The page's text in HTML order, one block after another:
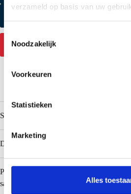
verzameld op basis van uw
T
e
m
m
i
n
e
Noodzakelijk
Voorkeuren
Statistieken
Marketing
Alles
Contact
Specificaties
Downloads
Populaire kleuren Colorcoat SDP 50 (0,50
sandwichpanelen)